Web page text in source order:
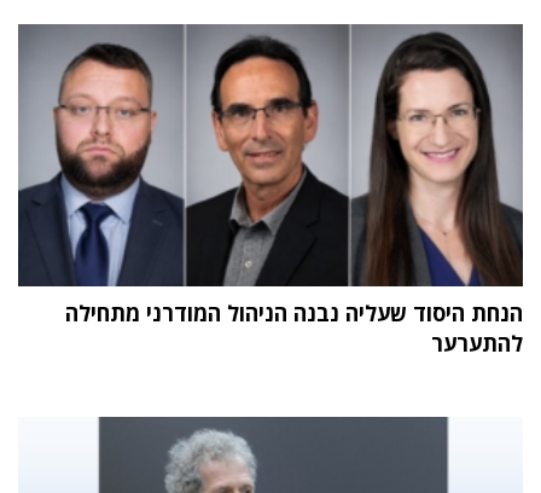
הנחת היסוד שעליה נבנה הניהול המודרני מתחילה
להתערער